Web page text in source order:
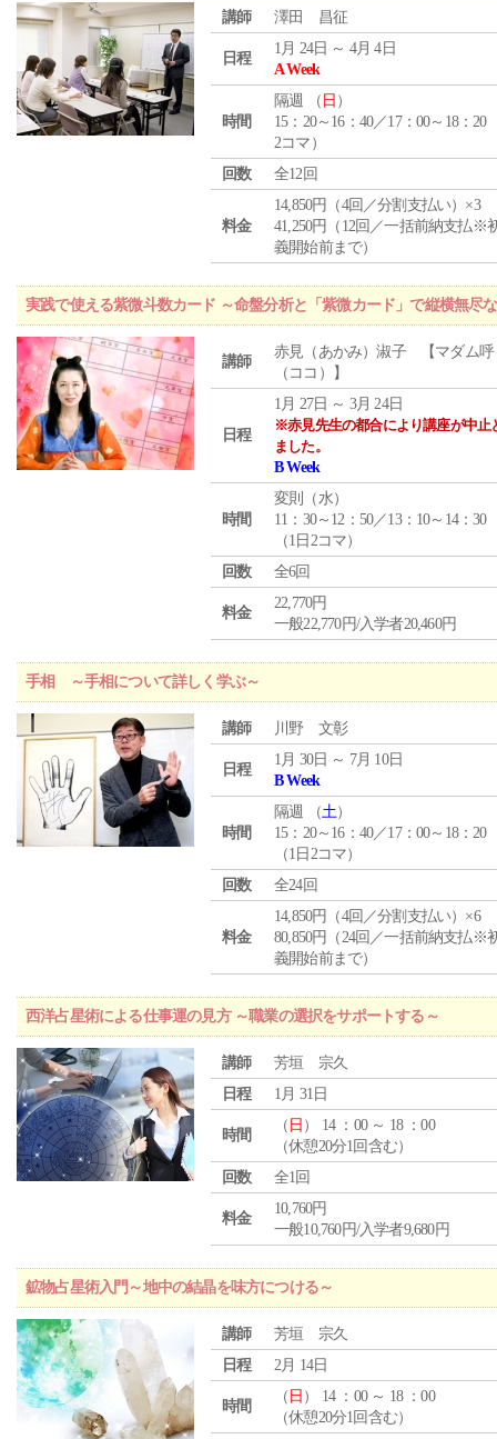
講師 澤田 昌征
日程
1月 24日 ～ 4月 4日
A Week
時間
隔週 （ 日 ）
15：20～16：40／17：00～18：20
2コマ）
回数
全12回
料金
14,850円（4回／分割支払い）×3
41,250円（12回／一括前納支払※
義開始前まで）
実践で使える紫微斗数カード ～命盤分析と「紫微カード」で縦横無尽
講師
赤見（あかみ）淑子 【マダム呼
（ココ）】
日程
1月 27日 ～ 3月 24日
※赤見先生の都合により講座が中止
ました。
B Week
時間
変則（水）
11：30～12：50／13：10～14：30
（1日2コマ）
回数
全6回
料金
22,770円
一般22,770円/入学者20,460円
手相 ～手相について詳しく学ぶ～
講師 川野 文彰
日程
1月 30日 ～ 7月 10日
B Week
時間
隔週 （土）
15：20～16：40／17：00～18：20
（1日2コマ）
回数
全24回
料金
14,850円（4回／分割支払い）×6
80,850円（24回／一括前納支払※
義開始前まで）
西洋占星術による仕事運の見方 ～職業の選択をサポートする～
講師
芳垣 宗久
日程
1月 31日
時間
（ 日 ） 14 ：00 ～ 18 ：00
（休憩20分1回含む）
回数
全1回
料金
10,760円
一般10,760円/入学者9,680円
鉱物占星術入門～地中の結晶を味方につける～
講師
芳垣 宗久
日程
2月 14日
時間
（ 日 ） 14 ：00 ～ 18 ：00
（休憩20分1回含む）